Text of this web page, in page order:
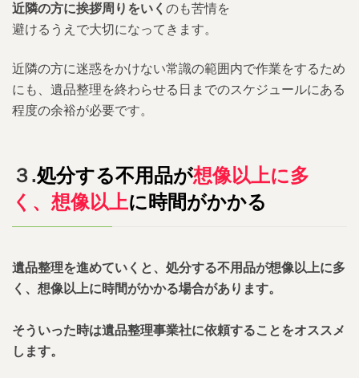
近隣の方に挨拶周りをいく のも苦情を
避けるうえで大切になってきます。
近隣の方に迷惑をかけない常識の範囲内で作業をするため
にも、遺品整理を終わらせる日までのスケジュールにある
程度の余裕が必要です。
３.処分する不用品が想像以上に多
く、想像以上に時間がかかる
遺品整理を進めていくと、処分する不用品が想像以上に多
く、想像以上に時間がかかる場合があります。
そういった時は遺品整理事業社に依頼することをオススメ
します。